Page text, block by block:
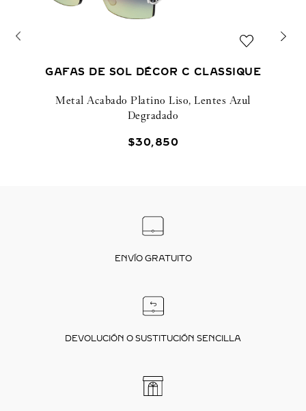
GAFAS DE SOL DÉCOR C CLASSIQUE
Metal Acabado Platino Liso, Lentes Azul
Degradado
$30,850
ENVÍO GRATUITO
DEVOLUCIÓN O SUSTITUCIÓN SENCILLA